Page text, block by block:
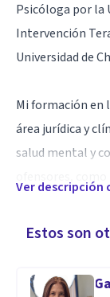
Psicóloga por la
Intervención
Universidad de
Mi formación en
área jurídica y
salud mental y
corriente
incorporación
Especialmente,
Ver descripción
Estos son